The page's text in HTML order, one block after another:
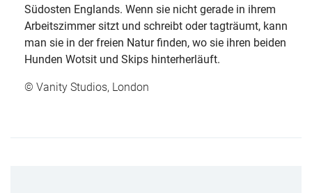
Südosten Englands. Wenn sie nicht gerade in ihrem
Arbeitszimmer sitzt und schreibt oder tagträumt, kann
man sie in der freien Natur finden, wo sie ihren beiden
Hunden Wotsit und Skips hinterherläuft.
© Vanity Studios, London